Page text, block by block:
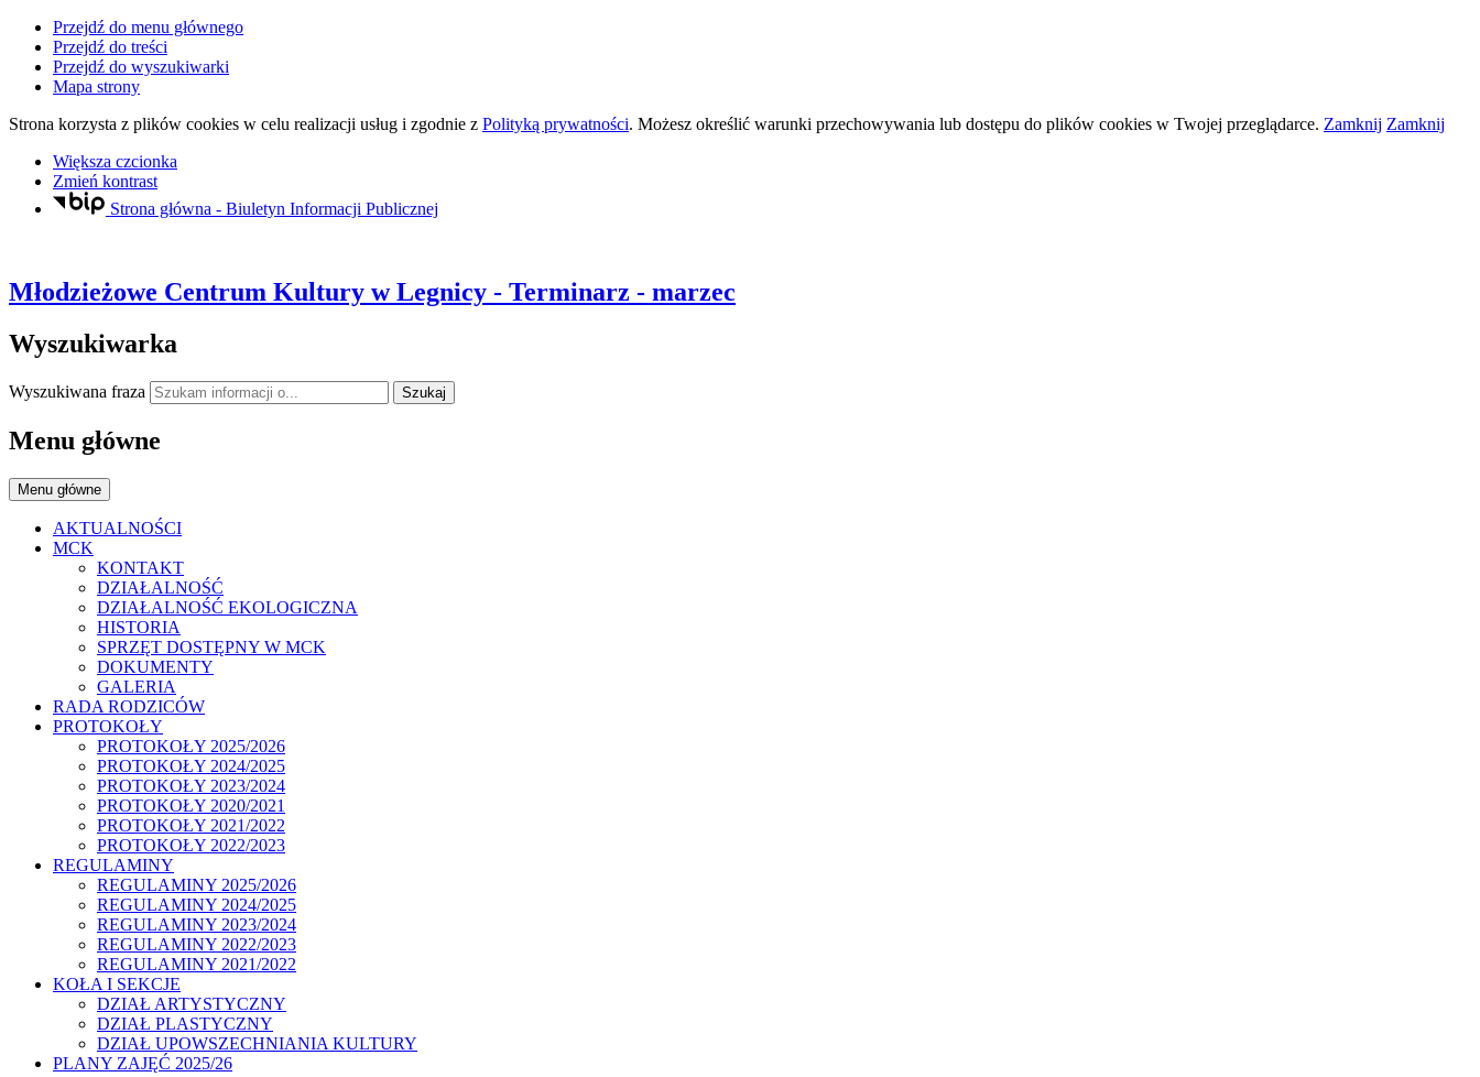
Przejdź do menu głównego
Przejdź do treści
Przejdź do wyszukiwarki
Mapa strony
Strona korzysta z plików cookies w celu realizacji usług i zgodnie z Polityką prywatności. Możesz określić warunki przechowywania lub dostępu do plików cookies w Twojej przeglądarce. Zamknij Zamknij
Większa czcionka
Zmień kontrast
Strona główna - Biuletyn Informacji Publicznej
Młodzieżowe Centrum Kultury w Legnicy - Terminarz - marzec
Wyszukiwarka
Wyszukiwana fraza Szukaj
Menu główne
Menu główne
AKTUALNOŚCI
MCK
KONTAKT
DZIAŁALNOŚĆ
DZIAŁALNOŚĆ EKOLOGICZNA
HISTORIA
SPRZĘT DOSTĘPNY W MCK
DOKUMENTY
GALERIA
RADA RODZICÓW
PROTOKOŁY
PROTOKOŁY 2025/2026
PROTOKOŁY 2024/2025
PROTOKOŁY 2023/2024
PROTOKOŁY 2020/2021
PROTOKOŁY 2021/2022
PROTOKOŁY 2022/2023
REGULAMINY
REGULAMINY 2025/2026
REGULAMINY 2024/2025
REGULAMINY 2023/2024
REGULAMINY 2022/2023
REGULAMINY 2021/2022
KOŁA I SEKCJE
DZIAŁ ARTYSTYCZNY
DZIAŁ PLASTYCZNY
DZIAŁ UPOWSZECHNIANIA KULTURY
PLANY ZAJĘĆ 2025/26